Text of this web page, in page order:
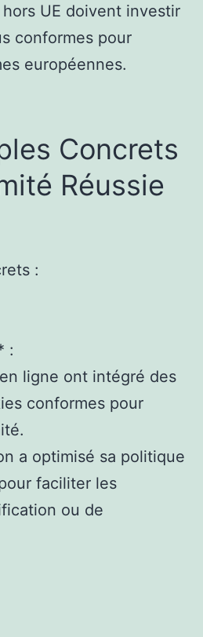
UE doivent investir
conformes pour
européennes.
Concrets
Réussie
:
:
ligne ont intégré des
conformes pour
a optimisé sa politique
faciliter les
ou de